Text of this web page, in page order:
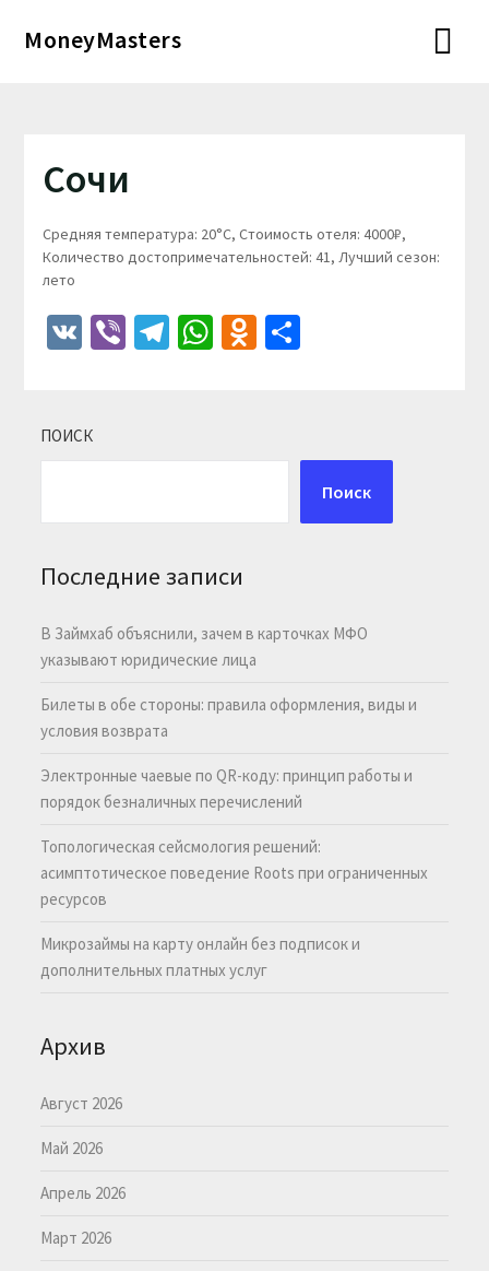
MoneyMasters
Сочи
Средняя температура: 20°C, Стоимость отеля: 4000₽,
Количество достопримечательностей: 41, Лучший сезон:
лето
VKViberTelegram
WhatsApp
Odnoklassniki
Отправить
ПОИСК
Поиск
Последние записи
В Займхаб объяснили, зачем в карточках МФО
указывают юридические лица
Билеты в обе стороны: правила оформления, виды и
условия возврата
Электронные чаевые по QR-коду: принцип работы и
порядок безналичных перечислений
Топологическая сейсмология решений:
асимптотическое поведение Roots при ограниченных
ресурсов
Микрозаймы на карту онлайн без подписок и
дополнительных платных услуг
Архив
Август 2026
Май 2026
Апрель 2026
Март 2026